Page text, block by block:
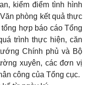
kiểm điểm tình hình
phòng kết quả thực
hợp báo cáo Tổng
trình thực hiện, căn
Chính phủ và Bộ
xuyên, các đơn vị
công của Tổng cục.